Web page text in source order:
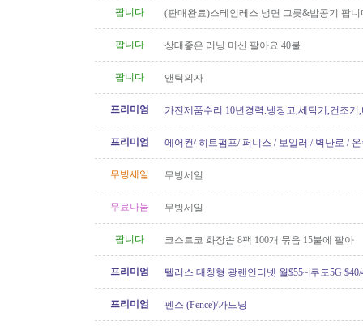
팝니다 (판매완료)스테인레스 냉면 그릇&밥공기 팝니
팝니다 상태좋은 러닝 머신 팔아요 40불
팝니다 앤틱의자
프리미엄
가전제품수리 10년경력.냉장고,세탁기,건조기
프리미엄
에어컨/ 히트펌프/ 퍼니스 / 보일러 / 벽난로 /
무빙세일
무빙세일
무료나눔 무빙세일
팝니다 코스트코 화장솜 8팩 100개 묶음 15불에 팔아
프리미엄
텔러스 대칭형 광랜인터넷 월$55~|쿠도5G $40/
프리미엄
펜스 (Fence)/가드닝